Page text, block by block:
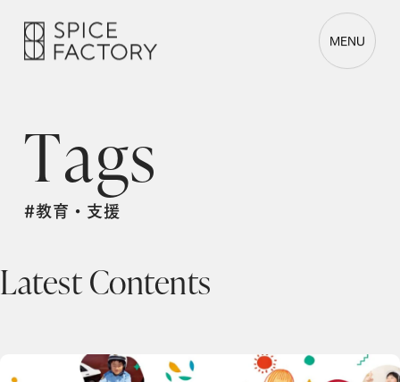
MENU
Tags
#教育・支援
Latest Contents